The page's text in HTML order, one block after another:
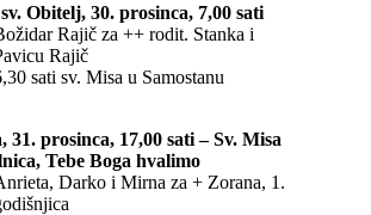
Obitelj, 30. prosinca, 7,00 sati
Rajič za ++ rodit. Stanka i
Rajič
sati sv. Misa u Samostanu
31. prosinca, 17,00 sati – Sv. Misa
Tebe Boga hvalimo
Darko i Mirna za + Zorana, 1.